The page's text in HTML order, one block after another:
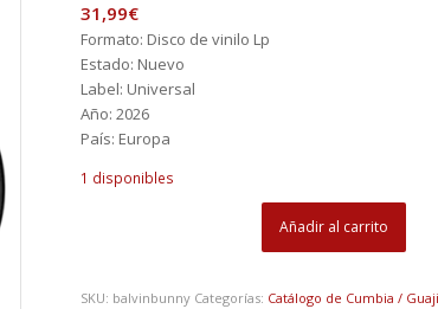
31,99€
Formato: Disco de vinilo Lp
Estado: Nuevo
Label: Universal
Año: 2026
País: Europa
1 disponibles
Añadir al carrito
SKU: balvinbunny Categorías: Catálogo de Cumbia /